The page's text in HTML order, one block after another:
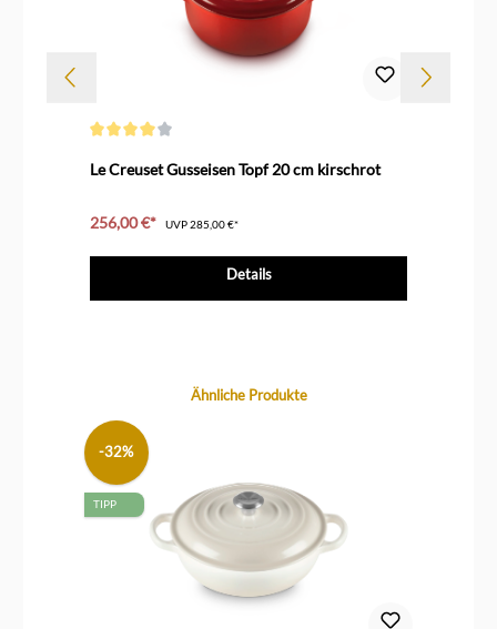
Le Creuset Gusseisen Topf 20 cm kirschrot
256,00 €* UVP285,00 €*
Details
Produktgalerie überspringenÄhnliche Produkte
-32%
TIPP